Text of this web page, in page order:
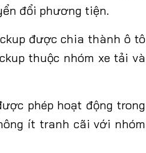
đổi phương tiện.
được chia thành ô tô
thuộc nhóm xe tải và
phép hoạt động trong
ít tranh cãi với nhóm